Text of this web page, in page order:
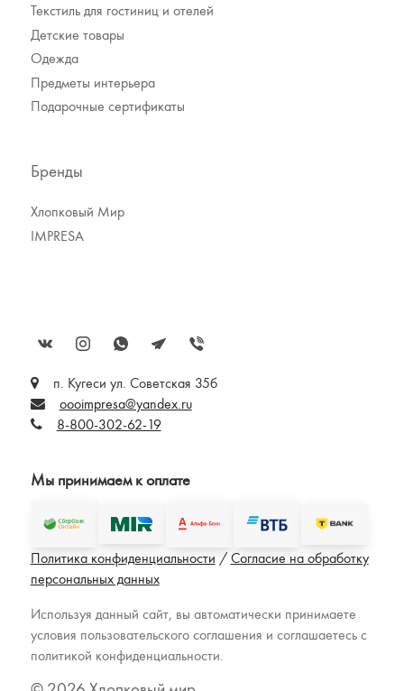
Текстиль для гостиниц и отелей
Детские товары
Одежда
Предметы интерьера
Подарочные сертификаты
Бренды
Хлопковый Мир
IMPRESA
Политика конфиденциальности /Согласие на обработку
персональных данных
Используя данный сайт, вы автоматически принимаете
условия пользовательского соглашения и соглашаетесь с
политикой конфиденциальности.
п. Кугеси ул. Советская 35б
oooimpresa@yandex.ru
8-800-302-62-19
Мы принимаем к оплате